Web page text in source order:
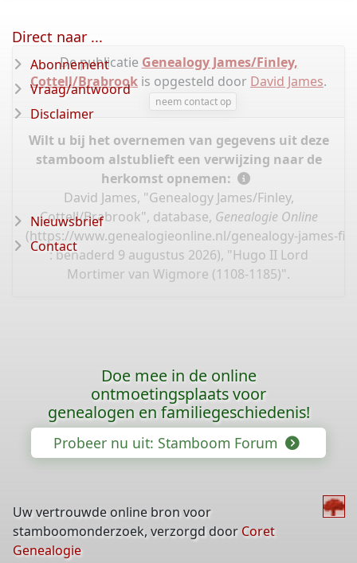
De publicatie Genealogy James/Finley,
Cottell/Brabrook is opgesteld door David James.
neem contact op
Wilt u bij het overnemen van gegevens uit deze
stamboom alstublieft een verwijzing naar de
herkomst opnemen:
David James, "Genealogy James/Finley,
Cottell/Brabrook", database, Genealogie Online
(https://www.genealogieonline.nl/genealogy-james-
: benaderd 9 augustus 2026), "Hugo II Lord
Mortimer van Wigmore (1108-1185)".
Direct naar ...
Abonnement
Vraag/antwoord
Disclaimer
Nieuwsbrief
Contact
Doe mee in de online
ontmoetingsplaats voor
genealogen en familiegeschiedenis!
Probeer nu uit: Stamboom Forum
Uw vertrouwde online bron voor
stamboomonderzoek, verzorgd door Coret
Genealogie